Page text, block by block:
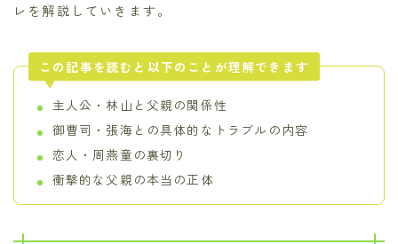
レを解説していきます。
この記事を読むと以下のことが理解できます
主人公・林山と父親の関係性
御曹司・張海との具体的なトラブルの内容
恋人・周燕童の裏切り
衝撃的な父親の本当の正体